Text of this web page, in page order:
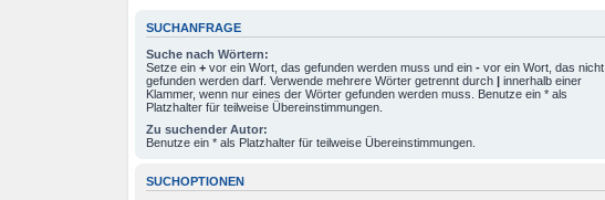
SUCHANFRAGE
Suche nach Wörtern:
Setze ein + vor ein Wort, das gefunden werden muss und ein - vor ein Wort, das nicht
gefunden werden darf. Verwende mehrere Wörter getrennt durch | innerhalb einer
Klammer, wenn nur eines der Wörter gefunden werden muss. Benutze ein * als
Platzhalter für teilweise Übereinstimmungen.
Zu suchender Autor:
Benutze ein * als Platzhalter für teilweise Übereinstimmungen.
SUCHOPTIONEN